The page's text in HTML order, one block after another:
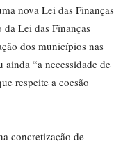
nova Lei das Finanças
Lei das Finanças
dos municípios nas
ainda “a necessidade de
respeite a coesão
concretização de